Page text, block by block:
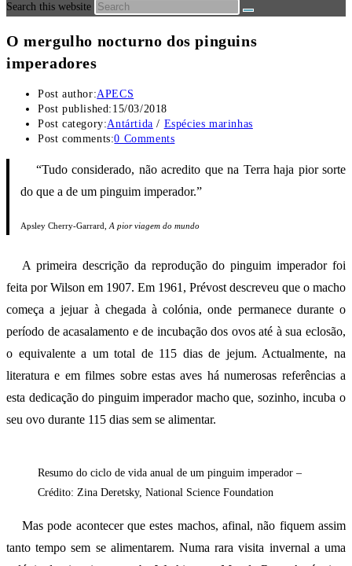
Search this website
O mergulho nocturno dos pinguins
imperadores
Post author:APECS
Post published: 15/03/2018
Post category:Antártida / Espécies marinhas
Post comments:0 Comments
“Tudo considerado, não acredito que na Terra haja pior sorte
do que a de um pinguim imperador.”
Apsley Cherry-Garrard, A pior viagem do mundo
A primeira descrição da reprodução do pinguim imperador foi
feita por Wilson em 1907. Em 1961, Prévost descreveu que o macho
começa a jejuar à chegada à colónia, onde permanece durante o
período de acasalamento e de incubação dos ovos até à sua eclosão,
o equivalente a um total de 115 dias de jejum. Actualmente, na
literatura e em filmes sobre estas aves há numerosas referências a
esta dedicação do pinguim imperador macho que, sozinho, incuba o
seu ovo durante 115 dias sem se alimentar.
Resumo do ciclo de vida anual de um pinguim imperador –
Crédito: Zina Deretsky, National Science Foundation
Mas pode acontecer que estes machos, afinal, não fiquem assim
tanto tempo sem se alimentarem. Numa rara visita invernal a uma